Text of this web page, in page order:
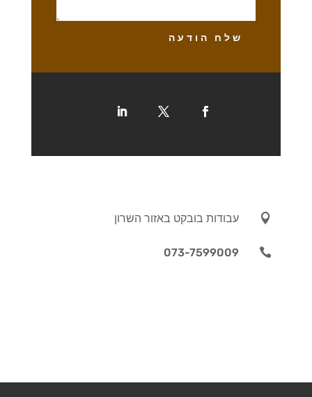
שלח הודעה
 עבודות בובקט באזור השרון

073-7599009